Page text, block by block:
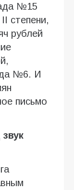
№15
степени,
рублей
№6. И
письмо